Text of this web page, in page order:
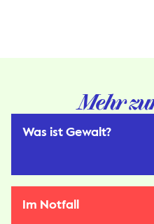
Mehr
Was ist Gewalt?
Im Notfall